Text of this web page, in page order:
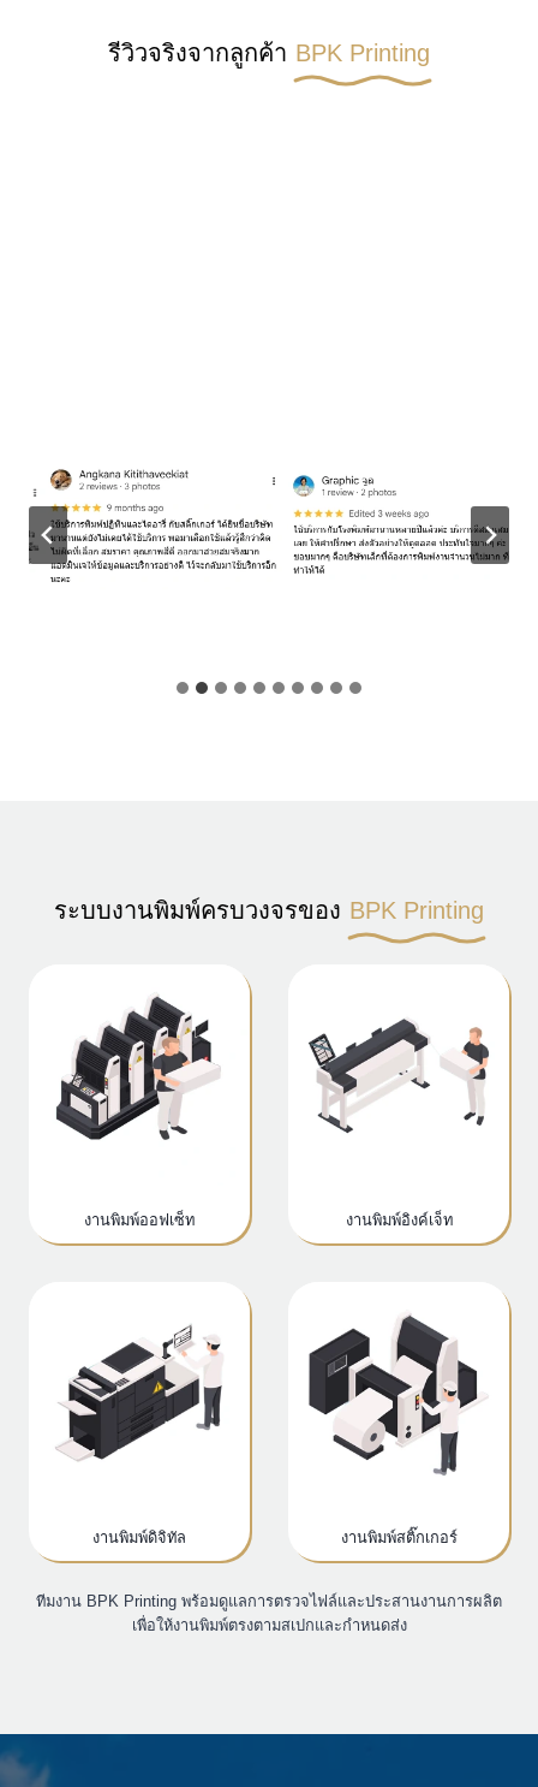
รีวิวจริงจากลูกค้า BPK Printing
ระบบงานพิมพ์ครบวงจรของ BPK Printing
งานพิมพ์ออฟเซ็ท งานพิมพ์อิงค์เจ็ท
งานพิมพ์ดิจิทัล งานพิมพ์สติ๊กเกอร์
ทีมงาน BPK Printing พร้อมดูแลการตรวจไฟล์และประสานงานการผลิต
เพื่อให้งานพิมพ์ตรงตามสเปกและกำหนดส่ง